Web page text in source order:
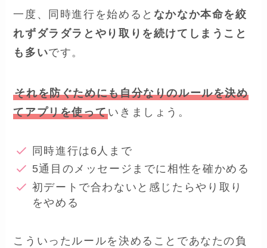
一度、同時進行を始めると なかなか本命を絞
れずダラダラとやり取りを続けてしまうこと
も多いです。
それを防ぐためにも自分なりのルールを決め
てアプリを使っていきましょう。
同時進行は6人まで
5通目のメッセージまでに相性を確かめる
初デートで合わないと感じたらやり取り
をやめる
こういったルールを決めることであなたの負